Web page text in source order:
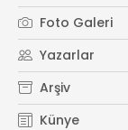
Foto Galeri
Yazarlar
Arşiv
Künye